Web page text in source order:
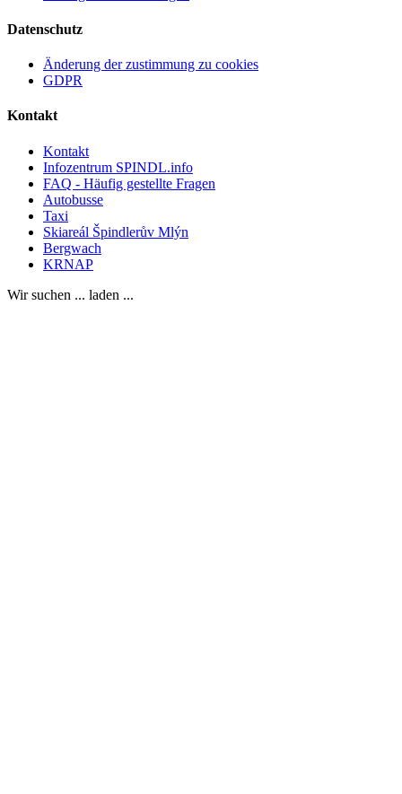
Datenschutz
Änderung der zustimmung zu cookies
GDPR
Kontakt
Kontakt
Infozentrum SPINDL.info
FAQ - Häufig gestellte Fragen
Autobusse
Taxi
Skiareál Špindlerův Mlýn
Bergwach
KRNAP
Wir suchen ... laden ...